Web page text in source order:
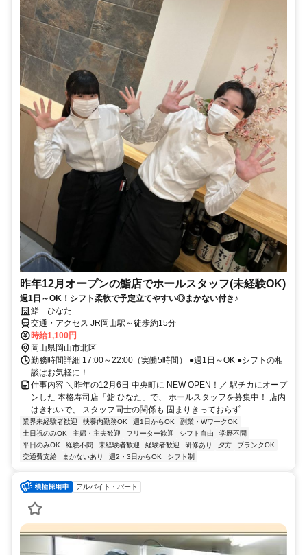
昨年12月オープンの鮨店でホールスタッフ(未経験OK)
週1日～OK！シフト柔軟で予定立てやすい◎まかない付き♪
鮨 ひなた
交通・アクセス JR岡山駅～徒歩約15分
時給1,100円
岡山県岡山市北区
勤務時間詳細 17:00～22:00（実働5時間） ●週1日～OK ●シフトの相
談はお気軽に！
仕事内容 ＼昨年の12月6日 中央町に NEW OPEN！／ 駅チカにオープ
ンした 本格寿司店「鮨 ひなた」で、 ホールスタッフを募集中！ 店内
はきれいで、 スタッフ同士の関係も 固まりきっておらず...
業界未経験者歓迎 扶養内勤務OK 週1日からOK
副業・WワークOK
土日祝のみOK
主婦・主夫歓迎 フリーター歓迎 シフト自由
学歴不問
平日のみOK
経験不問 未経験者歓迎 経験者歓迎 研修あり 夕方
ブランクOK
交通費支給
まかないあり 週2・3日からOK シフト制
アルバイト・パート